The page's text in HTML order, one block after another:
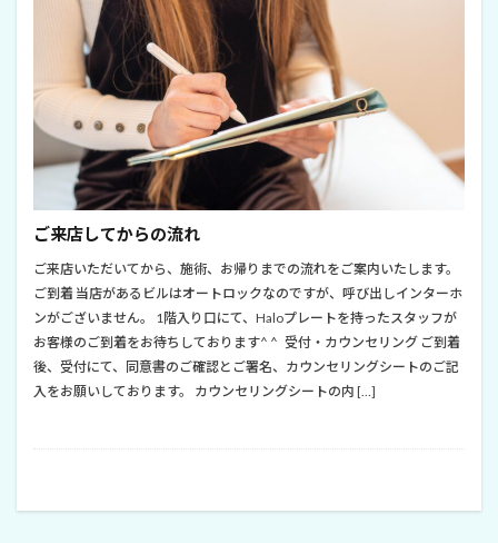
ご来店してからの流れ
ご来店いただいてから、施術、お帰りまでの流れをご案内いたします。
ご到着 当店があるビルはオートロックなのですが、呼び出しインターホ
ンがございません。 1階入り口にて、Haloプレートを持ったスタッフが
お客様のご到着をお待ちしております^ ^ 受付・カウンセリング ご到着
後、受付にて、同意書のご確認とご署名、カウンセリングシートのご記
入をお願いしております。 カウンセリングシートの内 […]